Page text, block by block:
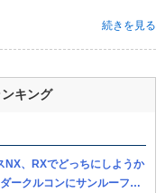
続きを見る
キング
NX、RXでどっちにしようか
ークルコンにサンルーフ等